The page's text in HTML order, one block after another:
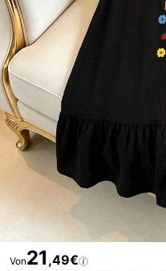
Von21 ,49€